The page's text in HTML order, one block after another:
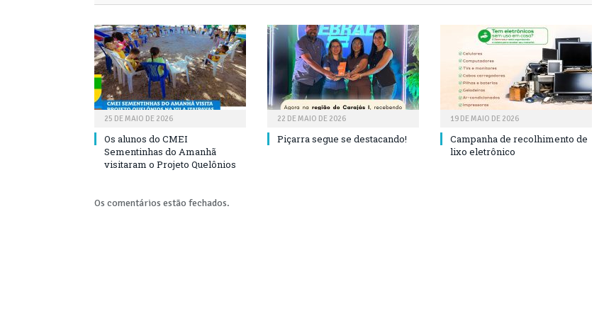
25 DE MAIO DE 2026
Os alunos do CMEI
Sementinhas do Amanhã
visitaram o Projeto Quelônios
22 DE MAIO DE 2026
Piçarra segue se destacando!
19 DE MAIO DE 2026
Campanha de recolhimento de
lixo eletrônico
Os comentários estão fechados.